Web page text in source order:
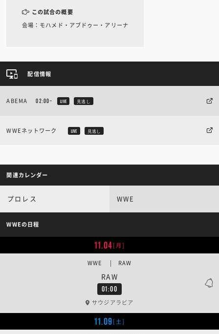
この試合の概要
会場：モハメド・アブドゥー・アリーナ
配信情報
ABEMA 02:00~ LIVE 見逃し
WWEネットワーク LIVE 見逃し
関連カレンダー
プロレス WWE
WWEの日程
11.04[月]
01:00
RAW
WWE | RAW
サウジアラビア
11.09[土]